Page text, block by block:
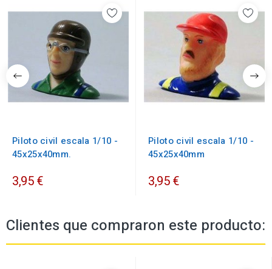
Piloto civil escala 1/10 -
45x25x40mm.
3,95 €
Piloto civil escala 1/10 -
45x25x40mm
3,95 €
Clientes que compraron este producto: